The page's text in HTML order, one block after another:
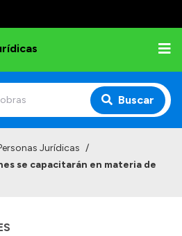
Buscar
Jurídicas /
se capacitarán en materia de